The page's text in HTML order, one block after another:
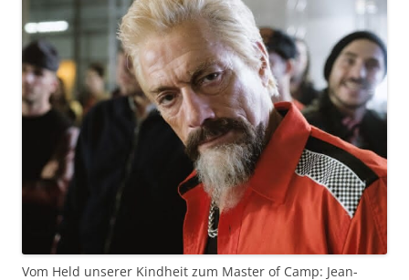
Vom Held unserer Kindheit zum Master of Camp: Jean-